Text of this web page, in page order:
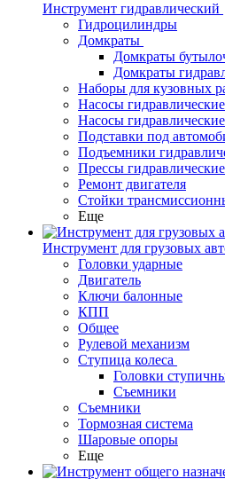
Инструмент гидравлический
Гидроцилиндры
Домкраты
Домкраты
Домкраты
Наборы для кузовных
Насосы
Насосы
Подставки под
Подъемники
Прессы гидравлические
Ремонт двигателя
Стойки
Еще
Инструмент для грузовых
Головки ударные
Двигатель
Ключи балонные
КПП
Общее
Рулевой механизм
Ступица колеса
Головки
Съемники
Съемники
Тормозная система
Шаровые опоры
Еще